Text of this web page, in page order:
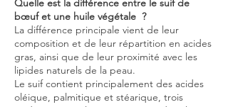
Quelle est la différence entre le suif de
bœuf et une huile végétale ?
La différence principale vient de leur
composition et de leur répartition en acides
gras, ainsi que de leur proximité avec les
lipides naturels de la peau.
Le suif contient principalement des acides
oléique, palmitique et stéarique, trois